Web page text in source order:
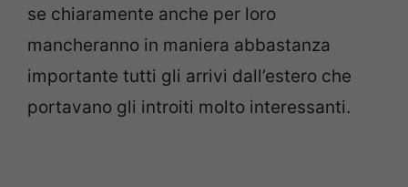
se chiaramente anche per loro
mancheranno in maniera abbastanza
importante tutti gli arrivi dall’estero che
portavano gli introiti molto interessanti.